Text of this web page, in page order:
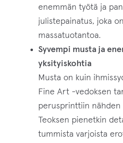
enemmän työtä ja
julistepainatus, joka
massatuotantoa.
Syvempi musta ja
yksityiskohtia
Musta on kuin
Fine Art -vedoksen
perusprinttiin nähden
Teoksen pienetkin
tummista varjoista